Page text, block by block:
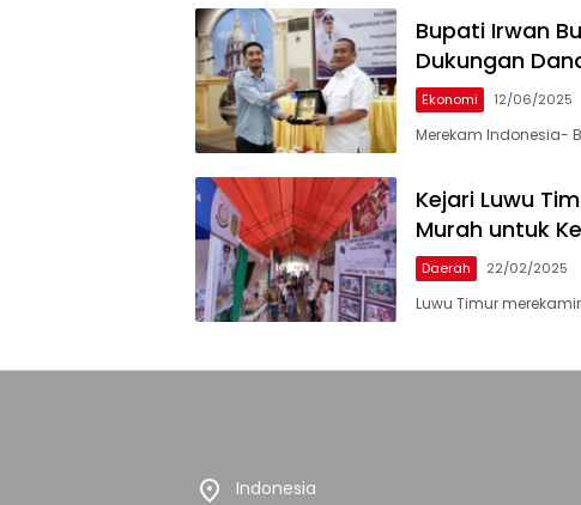
Bupati Irwan
Dukungan
Ekonomi 12/06/2025
Merekam Indonesia-
Kejari Luwu
Murah untuk
Daerah 22/02/2025
Luwu Timur
Indonesia